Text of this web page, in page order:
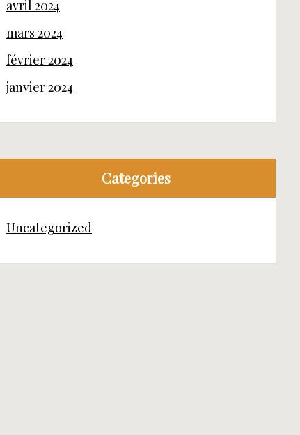
avril 2024
mars 2024
février 2024
janvier 2024
Categories
Uncategorized